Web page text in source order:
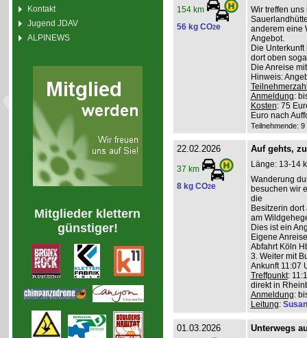
Kontakt
Jugend JDAV
ALPINEWS
Mitglieder klettern
günstiger!
154 km
56 kg CO2e
Wir treffen
anderem eine
Angebot.
Die
dort oben
Die Anreise
Hinweis:
Anmeldung:
Kosten: 75
Euro nach
Teilnehmende:
22.02.2026
37 km
8 kg CO2e
Auf gehts,
Länge: 13-14
Wanderung
besuchen wir
die
Besitzerin
am
Dies ist ein
Eigene
Abfahrt Köln
3. Weiter mit
Ankunft 11:07
Treffpunkt:
direkt in
Anmeldung:
Leitung:
01.03.2026 Unterwegs